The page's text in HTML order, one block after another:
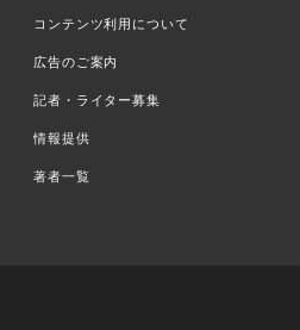
コンテンツ利用について
広告のご案内
記者・ライター募集
情報提供
著者一覧